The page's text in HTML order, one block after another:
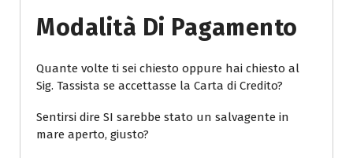
Modalità Di Pagamento
Quante volte ti sei chiesto oppure hai chiesto al
Sig. Tassista se accettasse la Carta di Credito?
Sentirsi dire SI sarebbe stato un salvagente in
mare aperto, giusto?